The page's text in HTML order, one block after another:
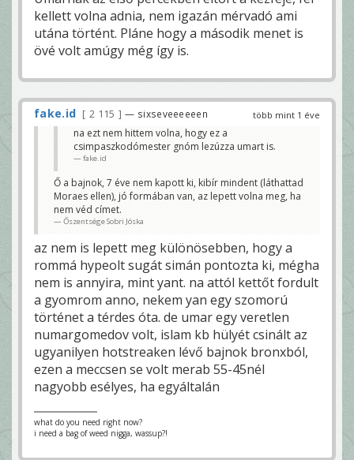
kellett volna adnia, nem igazán mérvadó ami
utána történt. Pláne hogy a második menet is
övé volt amúgy még így is.
több mint 1 éve
fake.id 2 115 — sixseveeeeeen
na ezt nem hittem volna, hogy ez a
csimpaszkodómester gnóm lezúzza umart is.
fake.id
Ő a bajnok, 7 éve nem kapott ki, kibír mindent (láthattad
Moraes ellen), jó formában van, az lepett volna meg, ha
nem véd címet.
Őszentsége Sobri Jóska
az nem is lepett meg különösebben, hogy a
rommá hypeolt sugát simán pontozta ki, mégha
nem is annyira, mint yant. na attól kettőt fordult
a gyomrom anno, nekem yan egy szomorú
történet a térdes óta. de umar egy veretlen
numargomedov volt, islam kb hülyét csinált az
ugyanilyen hotstreaken lévő bajnok bronxból,
ezen a meccsen se volt merab 55-45nél
nagyobb esélyes, ha egyáltalán
what do you need right now?
i need a bag of weed nigga, wassup?!